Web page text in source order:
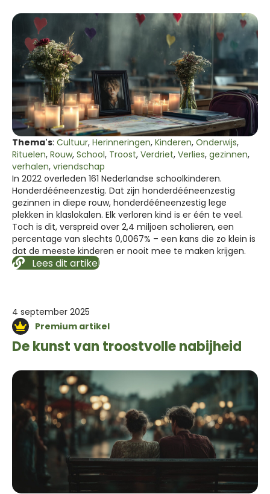
Thema's: Cultuur, Herinneringen, Kinderen, Onderwijs,
Rituelen, Rouw, School, Troost, Verdriet, Verlies, gezinnen,
verhalen, vriendschap
In 2022 overleden 161 Nederlandse schoolkinderen.
Honderdééneenzestig. Dat zijn honderdééneenzestig
gezinnen in diepe rouw, honderdééneenzestig lege
plekken in klaslokalen. Elk verloren kind is er één te veel.
Toch is dit, verspreid over 2,4 miljoen scholieren, een
percentage van slechts 0,0067% – een kans die zo klein is
dat de meeste kinderen er nooit mee te maken krijgen.
Lees dit artikel
4 september 2025
Premium artikel
De kunst van troostvolle nabijheid